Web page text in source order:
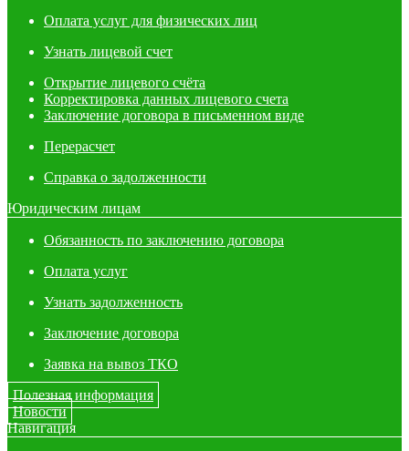
Оплата услуг для физических лиц
Узнать лицевой счет
Открытие лицевого счёта
Корректировка данных лицевого счета
Заключение договора в письменном виде
Перерасчет
Справка о задолженности
Юридическим лицам
Обязанность по заключению договора
Оплата услуг
Узнать задолженность
Заключение договора
Заявка на вывоз ТКО
Полезная информация
Новости
Навигация